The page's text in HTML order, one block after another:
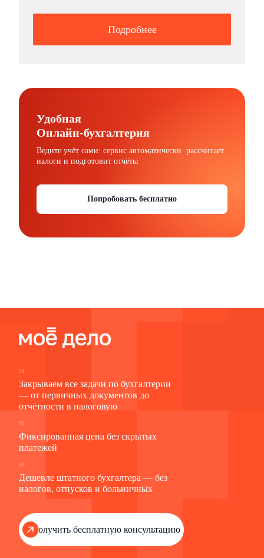
Подробнее
Удобная
Онлайн-бухгалтерия
Ведите учёт сами: сервис автоматически рассчитает
налоги и подготовит отчёты
Попробовать бесплатно
01
Закрываем все задачи по бухгалтерии
— от первичных документов до
отчётности в налоговую
02
Фиксированная цена без скрытых
платежей
03
Дешевле штатного бухгалтера — без
налогов, отпусков и больничных
Получить бесплатную консультацию